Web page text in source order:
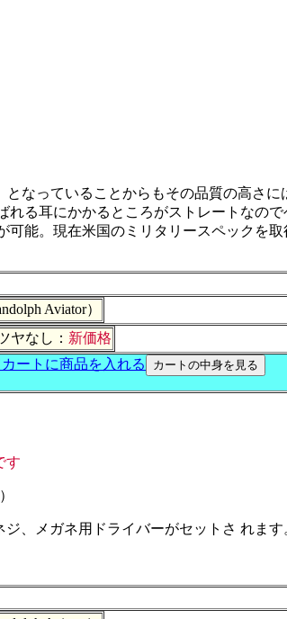
となっていることからもその品質の高さ
れる耳にかかるところがストレートなの
能。現在米国のミリタリースペックを
Aviator）
ヤなし： 新価格
す
、メガネ用ドライバーがセットさ れます